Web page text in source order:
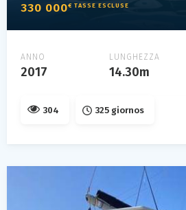
330 000€ TASSE ESCLUSE
ANNO
2017
LUNGHEZZA
14.30m
304 325 giornos